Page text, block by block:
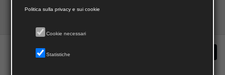
Politica sulla privacy e sui cookie
Cookie necessari
Statistiche